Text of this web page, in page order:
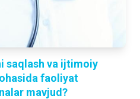
saqlash va ijtimoiy
faoliyat
mavjud?